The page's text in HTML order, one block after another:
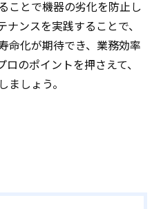
ことで機器の劣化を防止し
ナンスを実践することで、
命化が期待でき、業務効率
のポイントを押さえて、
ましょう。